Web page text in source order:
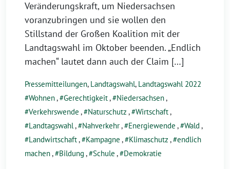
Veränderungskraft, um Niedersachsen
voranzubringen und sie wollen den
Stillstand der Großen Koalition mit der
Landtagswahl im Oktober beenden. „Endlich
machen“ lautet dann auch der Claim […]
Pressemitteilungen, Landtagswahl, Landtagswahl 2022
Wohnen, Gerechtigkeit, Niedersachsen,
Verkehrswende , Naturschutz , Wirtschaft,
Landtagswahl , Nahverkehr, Energiewende , Wald ,
Landwirtschaft, Kampagne , Klimaschutz , endlich
machen, Bildung , Schule , Demokratie